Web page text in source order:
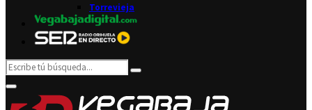
Torrevieja
Search
for:
Search
Primary
Menu